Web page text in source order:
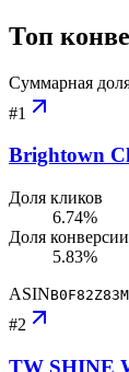
Топ
Суммарная
#1
Brightown
Доля кликов
6.74%
Доля конверсии
5.83%
ASIN
#2
TW SHINE